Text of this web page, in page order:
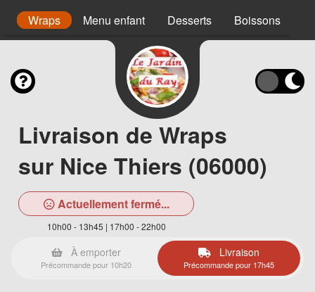
Wraps Menu enfant Desserts Boissons
Livraison de Wraps
sur Nice Thiers (06000)
Actuellement fermé...
10h00 - 13h45 | 17h00 - 22h00
À emporter
Précommande pour 10h20
Livraison
Précommande pour 17h45